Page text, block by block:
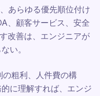
あらゆる優先順位付け
、顧客サービス、安全
改善は、エンジニアが
い。
粗利、人件費の構
に理解すれば、エンジ